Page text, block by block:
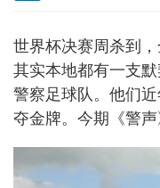
世界杯决赛周杀到
其实本地都有一支
警察足球队。他们
夺金牌。今期《警声